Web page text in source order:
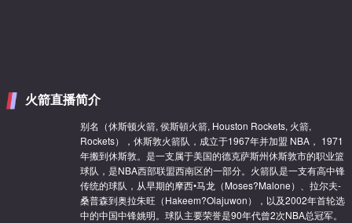
火箭直播简介
别名（休斯顿火箭, 侯斯頓火箭, Houston Rockets, 火箭,
Rockets），休斯敦火箭队，成立于1967年并加盟 NBA， 1971
年搬到休斯敦。是一支属于美国的德克萨斯州休斯敦市的职业篮
球队，是NBA西部联盟西南区的一部分。火箭队是一支有高中锋
传统的球队，从早期的摩西•马龙（Moses?Malone）、拉尔夫-
桑普森到奥拉朱旺（Hakeem?Olajuwon），以及2002年首轮选
中的中国中锋姚明。球队主要荣誉是90年代曾2次NBA总冠军。